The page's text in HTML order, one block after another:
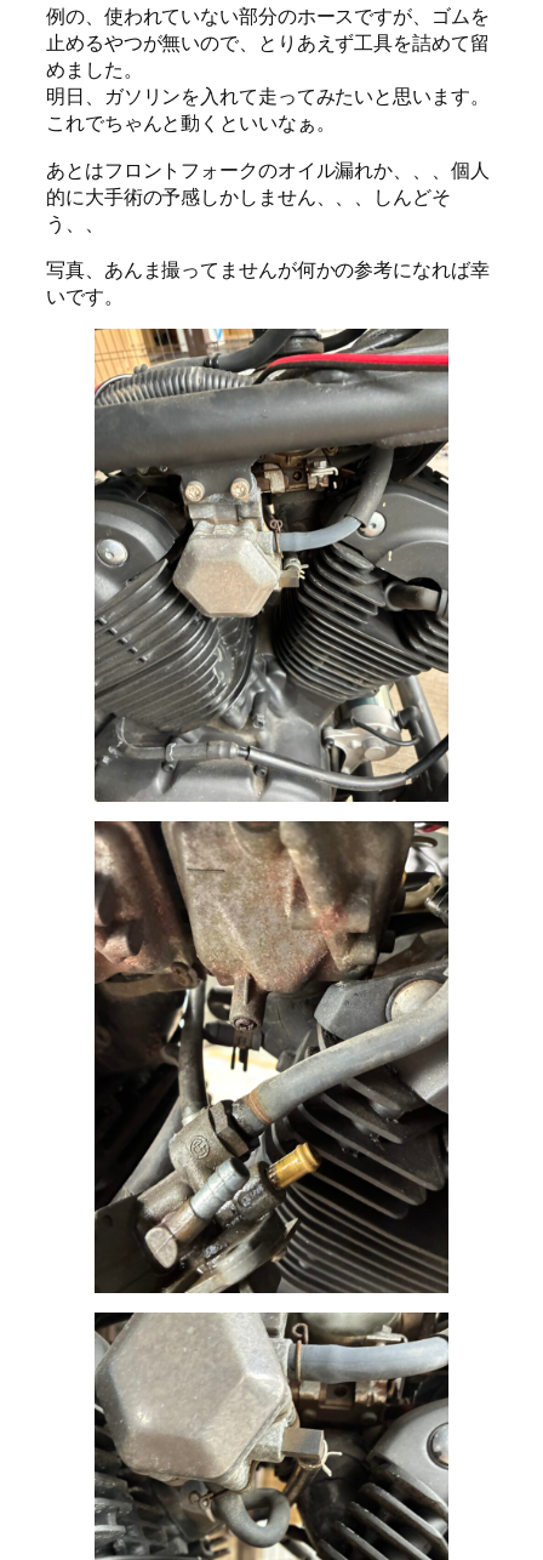
例の、使われていない部分のホースですが、ゴムを
止めるやつが無いので、とりあえず工具を詰めて留
めました。
明日、ガソリンを入れて走ってみたいと思います。
これでちゃんと動くといいなぁ。
あとはフロントフォークのオイル漏れか、、、個人
的に大手術の予感しかしません、、、しんどそ
う、、
写真、あんま撮ってませんが何かの参考になれば幸
いです。